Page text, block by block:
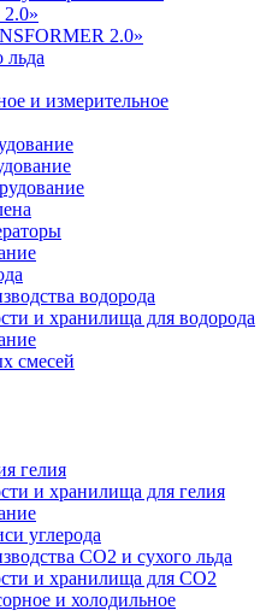
2.0»
льда
и измерительное
водорода
и хранилища для водорода
смесей
гелия
и хранилища для гелия
углерода
СО2 и сухого льда
и хранилища для CO2
и холодильное